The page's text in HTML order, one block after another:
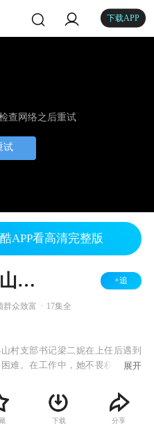
下载APP
查网络之后重试
试
APP看高清完整版
二妮的山村梦 +追
群众致富 17集全
村支部书记梁二妮在上任后遇到
难。在工作中，她不畏权势，勇
乡村旅游产业；团结村委，带领
妮大胆披露了一些基层农村干部
、卡、要等腐败问题，弘扬真善
展开
下载 分享